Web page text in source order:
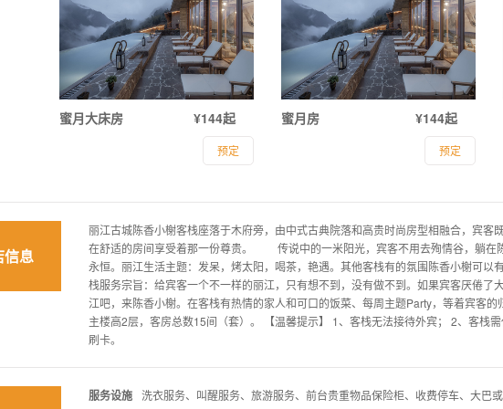
蜜月大床房 ¥144起
预定
蜜月房 ¥144起
预定
信息
丽江古城陈香小榭客栈座落于木府旁，由中式古典院落和高贵时尚房型相融合，宾客
在舒适的房间享受着那一份尊贵。 传说中的一米阳光，宾客不用去殉情谷，躺在
永恒。丽江生活主题：发呆，烤太阳，喝茶，艳遇。其他客栈有的氛围陈香小榭可以
栈服务宗旨：给宾客一个不一样的丽江，只有想不到，没有做不到。如果宾客厌倦了
江吧，来陈香小榭。在客栈有热情的家人和可口的饭菜、每周主题Party，等着宾
主楼高2层，客房总数15间（套）。 【温馨提示】 1、客栈无法接待外宾； 2、客栈
刷卡。
服务设施 洗衣服务、叫醒服务、旅游服务、前台贵重物品保险柜、收费停车、大巴